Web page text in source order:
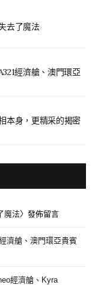
去了魔法
經濟艙、澳門環亞
本身，更精采的揭密
魔法〉發佈留言
濟艙、澳門環亞貴賓
經濟艙、Kyra